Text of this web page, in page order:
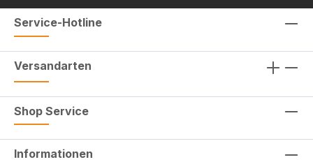
Service-Hotline
Versandarten
Shop Service
Informationen